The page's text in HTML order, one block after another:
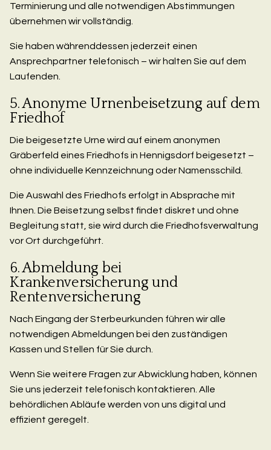
Terminierung und alle notwendigen Abstimmungen
übernehmen wir vollständig.
Sie haben währenddessen jederzeit einen
Ansprechpartner telefonisch – wir halten Sie auf dem
Laufenden.
5. Anonyme Urnenbeisetzung auf dem
Friedhof
Die beigesetzte Urne wird auf einem anonymen
Gräberfeld eines Friedhofs in Hennigsdorf beigesetzt –
ohne individuelle Kennzeichnung oder Namensschild.
Die Auswahl des Friedhofs erfolgt in Absprache mit
Ihnen. Die Beisetzung selbst findet diskret und ohne
Begleitung statt, sie wird durch die Friedhofsverwaltung
vor Ort durchgeführt.
6. Abmeldung bei
Krankenversicherung und
Rentenversicherung
Nach Eingang der Sterbeurkunden führen wir alle
notwendigen Abmeldungen bei den zuständigen
Kassen und Stellen für Sie durch.
Wenn Sie weitere Fragen zur Abwicklung haben, können
Sie uns jederzeit telefonisch kontaktieren. Alle
behördlichen Abläufe werden von uns digital und
effizient geregelt.